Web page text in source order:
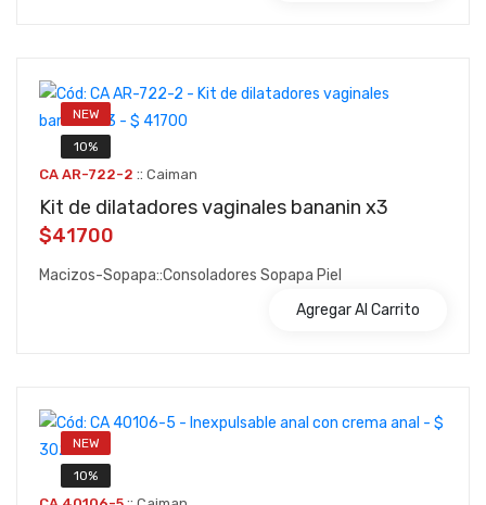
NEW
10%
CA AR-722-2 :: Caiman
Kit de dilatadores vaginales bananin x3
$41700
Macizos-Sopapa::Consoladores Sopapa Piel
Agregar Al Carrito
NEW
10%